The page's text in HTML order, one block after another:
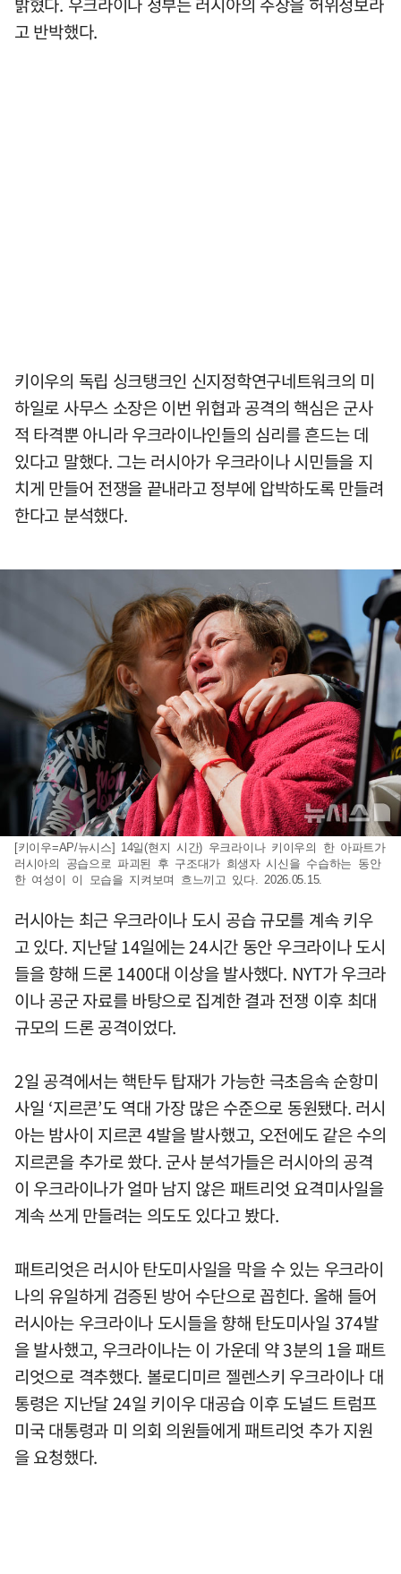
고 반박했다.
키이우의 독립 싱크탱크인 신지정학연구네트워크의 미
하일로 사무스 소장은 이번 위협과 공격의 핵심은 군사
적 타격뿐 아니라 우크라이나인들의 심리를 흔드는 데
있다고 말했다. 그는 러시아가 우크라이나 시민들을 지
치게 만들어 전쟁을 끝내라고 정부에 압박하도록 만들려
한다고 분석했다.
[키이우=AP/뉴시스] 14일(현지 시간) 우크라이나 키이우의 한 아파트가
러시아의 공습으로 파괴된 후 구조대가 희생자 시신을 수습하는 동안
한 여성이 이 모습을 지켜보며 흐느끼고 있다. 2026.05.15.
러시아는 최근 우크라이나 도시 공습 규모를 계속 키우
고 있다. 지난달 14일에는 24시간 동안 우크라이나 도시
들을 향해 드론 1400대 이상을 발사했다. NYT가 우크라
이나 공군 자료를 바탕으로 집계한 결과 전쟁 이후 최대
규모의 드론 공격이었다.
2일 공격에서는 핵탄두 탑재가 가능한 극초음속 순항미
사일 ‘지르콘’도 역대 가장 많은 수준으로 동원됐다. 러시
아는 밤사이 지르콘 4발을 발사했고, 오전에도 같은 수의
지르콘을 추가로 쐈다. 군사 분석가들은 러시아의 공격
이 우크라이나가 얼마 남지 않은 패트리엇 요격미사일을
계속 쓰게 만들려는 의도도 있다고 봤다.
패트리엇은 러시아 탄도미사일을 막을 수 있는 우크라이
나의 유일하게 검증된 방어 수단으로 꼽힌다. 올해 들어
러시아는 우크라이나 도시들을 향해 탄도미사일 374발
을 발사했고, 우크라이나는 이 가운데 약 3분의 1을 패트
리엇으로 격추했다. 볼로디미르 젤렌스키 우크라이나 대
통령은 지난달 24일 키이우 대공습 이후 도널드 트럼프
미국 대통령과 미 의회 의원들에게 패트리엇 추가 지원
을 요청했다.